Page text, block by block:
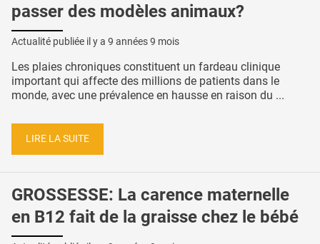
passer des modèles animaux?
Actualité publiée il y a 9 années 9 mois
Les plaies chroniques constituent un fardeau clinique
important qui affecte des millions de patients dans le
monde, avec une prévalence en hausse en raison du ...
LIRE LA SUITE
GROSSESSE: La carence maternelle
en B12 fait de la graisse chez le bébé